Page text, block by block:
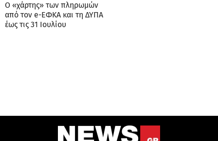
Ο «χάρτης» των πληρωμών
από τον e-ΕΦΚΑ και τη ΔΥΠΑ
έως τις 31 Ιουλίου